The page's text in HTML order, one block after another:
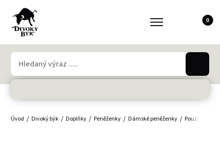
0
Úvod Divoký býk Doplňky Peněženky Dámské peněženky Pouzdra,